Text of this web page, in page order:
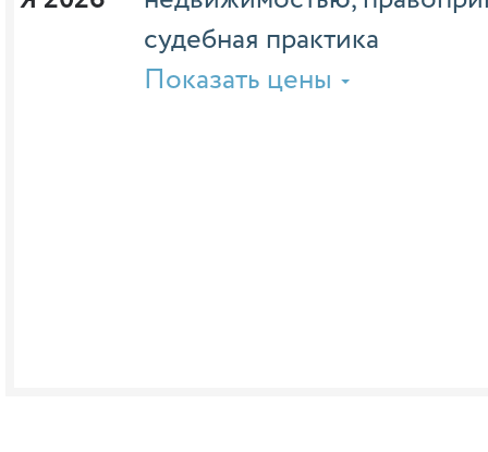
судебная практика
Показать цены